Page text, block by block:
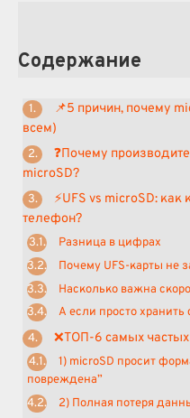
Содержание
📌5 причин, почему
всем)
❓Почему
microSD?
⚡UFS vs microSD:
телефон?
Разница в цифрах
Почему UFS-карты не
Насколько важна
А если просто
❌ТОП-6 самых
1) microSD просит
повреждена”
2) Полная потеря